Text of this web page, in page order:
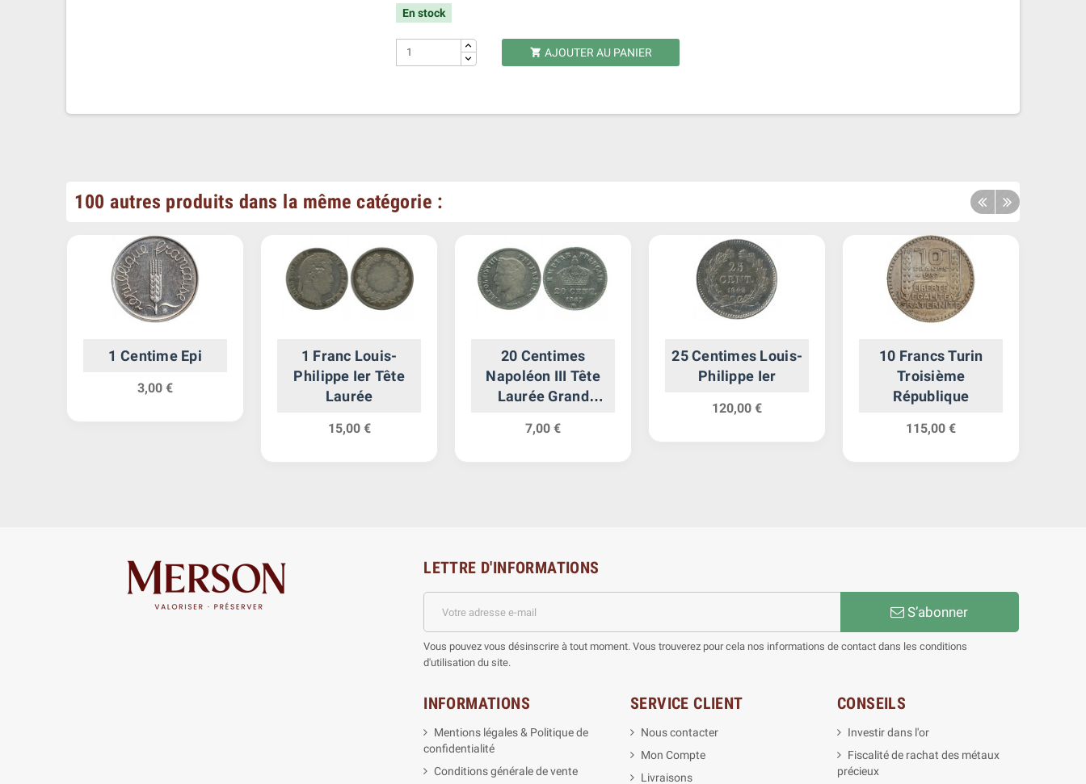
En stock
 AJOUTER AU PANIER
100 autres produits dans la même catégorie :
1 Centime Epi
3,00 €
1 Franc Louis-
Philippe Ier Tête
Laurée
15,00 €
20 Centimes
Napoléon III Tête
Laurée Grand
Empire
7,00 €
25 Centimes Louis-
Philippe Ier
120,00 €
10 Francs Turin
Troisième
République
115,00 €
LETTRE D'INFORMATIONS
S’abonner
Vous pouvez vous désinscrire à tout moment. Vous trouverez pour cela nos informations de contact dans les conditions
d'utilisation du site.
INFORMATIONS
Mentions légales & Politique de
confidentialité
Conditions générale de vente
SERVICE CLIENT
Nous contacter
Mon Compte
Livraisons
CONSEILS
Investir dans l'or
Fiscalité de rachat des métaux
précieux